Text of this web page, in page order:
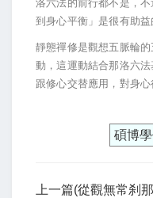
洛六法的前行都不是，
到身心平衡」是很有助益
靜態禪修是觀想五脈輪
動，這運動結合那洛六
跟修心交替應用，對身
碩博
上一篇(從觀無常刹